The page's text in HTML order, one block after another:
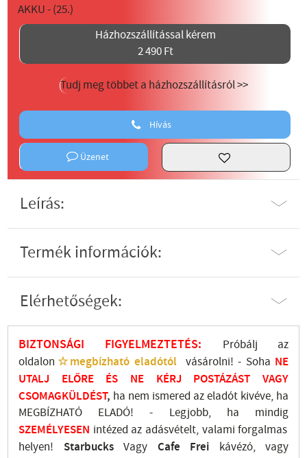
Házhozszállítással kérem
2 490 Ft
Tudj meg többet a házhozszállításról >>
Hívás
Üzenet
Leírás:
Termék információk:
Elérhetőségek:
BIZTONSÁGI FIGYELMEZTETÉS:
Próbálj az
oldalon ☆megbízható eladótól vásárolni! - Soha NE
UTALJ ELŐRE ÉS NE KÉRJ POSTÁZÁST VAGY
CSOMAGKÜLDÉST, ha nem ismered az eladót kivéve, ha
MEGBÍZHATÓ ELADÓ! - Legjobb, ha mindig
SZEMÉLYESEN intézed az adásvételt, valami forgalmas
helyen! StarbucksVagy Cafe Frei kávézó, vagy